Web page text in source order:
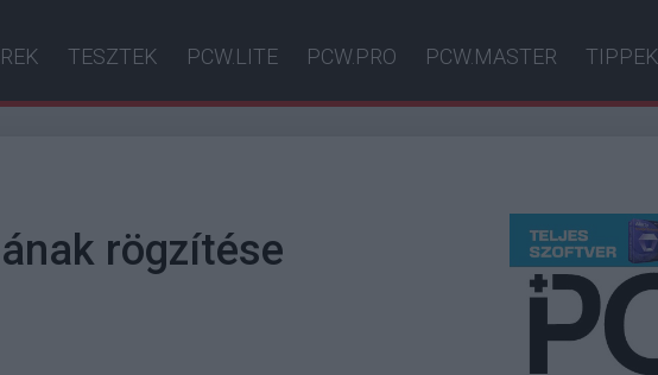
TESZTEK PCW.LITE PCW.PRO PCW.MASTER TIPPEK
rögzítése